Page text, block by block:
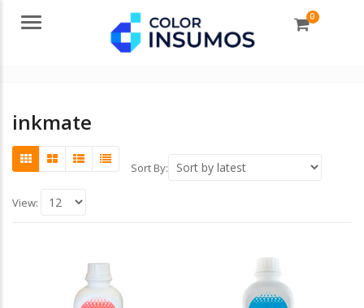
Menu 0
inkmate
Sort By:
View: